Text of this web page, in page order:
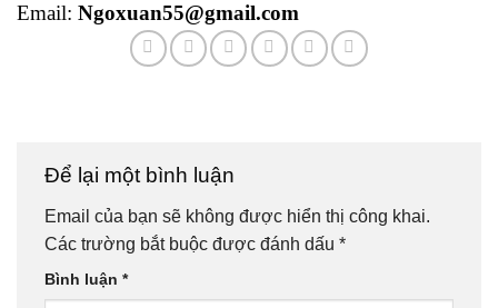
Email: Ngoxuan55@gmail.com
Để lại một bình luận
Email của bạn sẽ không được hiển thị công khai.
Các trường bắt buộc được đánh dấu *
Bình luận *